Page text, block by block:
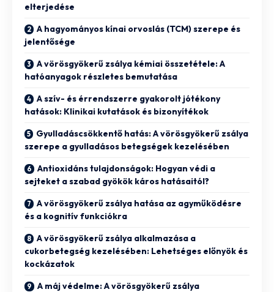
elterjedése
A hagyományos kínai orvoslás (TCM) szerepe és
jelentősége
A vörösgyökerű zsálya kémiai összetétele: A
hatóanyagok részletes bemutatása
A szív- és érrendszerre gyakorolt jótékony
hatások: Klinikai kutatások és bizonyítékok
Gyulladáscsökkentő hatás: A vörösgyökerű zsálya
szerepe a gyulladásos betegségek kezelésében
Antioxidáns tulajdonságok: Hogyan védi a
sejteket a szabad gyökök káros hatásaitól?
A vörösgyökerű zsálya hatása az agyműködésre
és a kognitív funkciókra
A vörösgyökerű zsálya alkalmazása a
cukorbetegség kezelésében: Lehetséges előnyök és
kockázatok
A máj védelme: A vörösgyökerű zsálya